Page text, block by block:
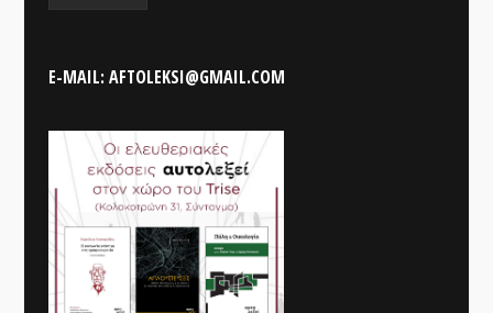
E-MAIL: AFTOLEKSI@GMAIL.COM